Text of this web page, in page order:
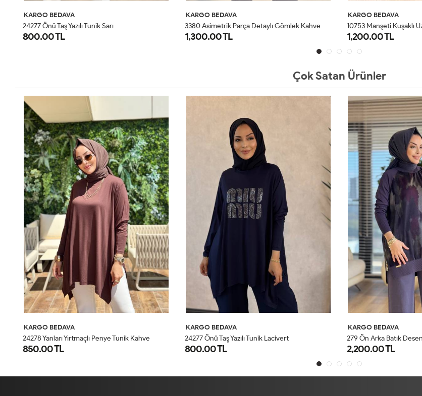
KARGO BEDAVA
24277 Önü Taş Yazılı Tunik Sarı
800.00 TL
KARGO BEDAVA
3380 Asimetrik Parça Detaylı Gömlek Kahve
1,300.00 TL
KARGO BEDAVA
1,200.00 TL
Çok Satan Ürünler
KARGO BEDAVA
24278 Yanları Yırtmaçlı Penye Tunik Kahve
850.00 TL
KARGO BEDAVA
24277 Önü Taş Yazılı Tunik Lacivert
800.00 TL
KARGO BEDAVA
279 Ön Arka Batık
2,200.00 TL